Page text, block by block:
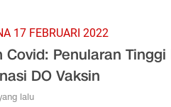
17 FEBRUARI 2022
Covid: Penularan Tinggi
DO Vaksin
lalu